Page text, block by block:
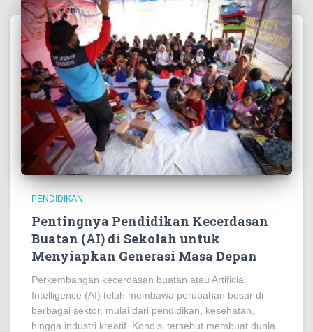
PENDIDIKAN
Pentingnya Pendidikan Kecerdasan
Buatan (AI) di Sekolah untuk
Menyiapkan Generasi Masa Depan
Perkembangan kecerdasan buatan atau Artificial
Intelligence (AI) telah membawa perubahan besar di
berbagai sektor, mulai dari pendidikan, kesehatan,
hingga industri kreatif. Kondisi tersebut membuat dunia